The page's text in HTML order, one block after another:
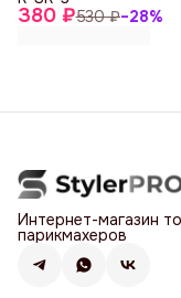
380 ₽530 ₽−28%
Интернет-магазин
парикмахеров